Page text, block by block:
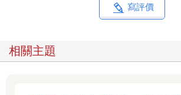
寫評價
相關主題